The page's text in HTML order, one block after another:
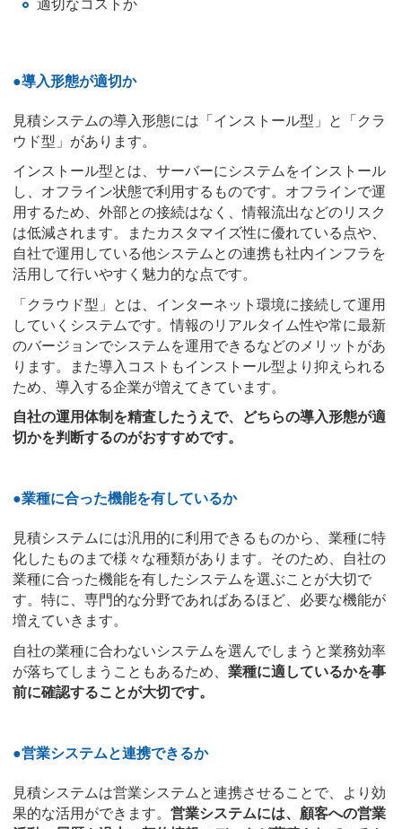
適切なコストか
●導入形態が適切か
見積システムの導入形態には「インストール型」と「クラ
ウド型」があります。
インストール型とは、サーバーにシステムをインストール
し、オフライン状態で利用するものです。オフラインで運
用するため、外部との接続はなく、情報流出などのリスク
は低減されます。またカスタマイズ性に優れている点や、
自社で運用している他システムとの連携も社内インフラを
活用して行いやすく魅力的な点です。
「クラウド型」とは、インターネット環境に接続して運用
していくシステムです。情報のリアルタイム性や常に最新
のバージョンでシステムを運用できるなどのメリットがあ
ります。また導入コストもインストール型より抑えられる
ため、導入する企業が増えてきています。
自社の運用体制を精査したうえで、どちらの導入形態が適
切かを判断するのがおすすめです。
●業種に合った機能を有しているか
見積システムには汎用的に利用できるものから、業種に特
化したものまで様々な種類があります。そのため、自社の
業種に合った機能を有したシステムを選ぶことが大切で
す。特に、専門的な分野であればあるほど、必要な機能が
増えていきます。
自社の業種に合わないシステムを選んでしまうと業務効率
が落ちてしまうこともあるため、 業種に適しているかを事
前に確認することが大切です。
●営業システムと連携できるか
見積システムは営業システムと連携させることで、より効
果的な活用ができます。 営業システムには、顧客への営業